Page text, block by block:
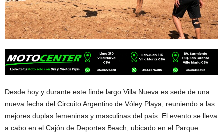
Desde hoy y durante este finde largo Villa Nueva es sede de una
nueva fecha del Circuito Argentino de Vóley Playa, reuniendo a las
mejores duplas femeninas y masculinas del país. El evento se lleva
a cabo en el Cajón de Deportes Beach, ubicado en el Parque